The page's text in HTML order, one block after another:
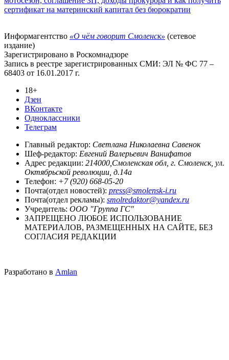
сертификат на материнский капитал без бюрократии
Информагентство «О чём говорит Смоленск» (сетевое
издание)
Зарегистрировано в Роскомнадзоре
Запись в реестре зарегистрированных СМИ: ЭЛ № ФС 77 –
68403 от 16.01.2017 г.
18+
Дзен
ВКонтакте
Одноклассники
Телеграм
Главный редактор: Светлана Николаевна Савенок
Шеф-редактор: Евгений Валерьевич Ванифатов
Адрес редакции: 214000,Смоленская обл, г. Смоленск, ул.
Октябрьской революции, д.14а
Телефон: +7 (920) 668-05-20
Почта(отдел новостей): press@smolensk-i.ru
Почта(отдел рекламы): smolredaktor@yandex.ru
Учредитель: ООО "Группа ГС"
ЗАПРЕЩЕНО ЛЮБОЕ ИСПОЛЬЗОВАНИЕ
МАТЕРИАЛОВ, РАЗМЕЩЕННЫХ НА САЙТЕ, БЕЗ
СОГЛАСИЯ РЕДАКЦИИ
Разработано в Amlan